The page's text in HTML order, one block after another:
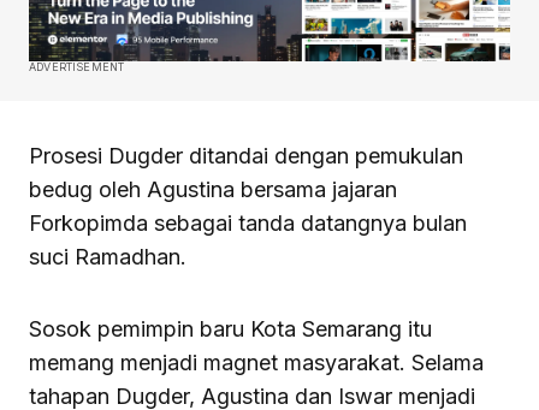
ADVERTISEMENT
Prosesi Dugder ditandai dengan pemukulan
bedug oleh Agustina bersama jajaran
Forkopimda sebagai tanda datangnya bulan
suci Ramadhan.
Sosok pemimpin baru Kota Semarang itu
memang menjadi magnet masyarakat. Selama
tahapan Dugder, Agustina dan Iswar menjadi